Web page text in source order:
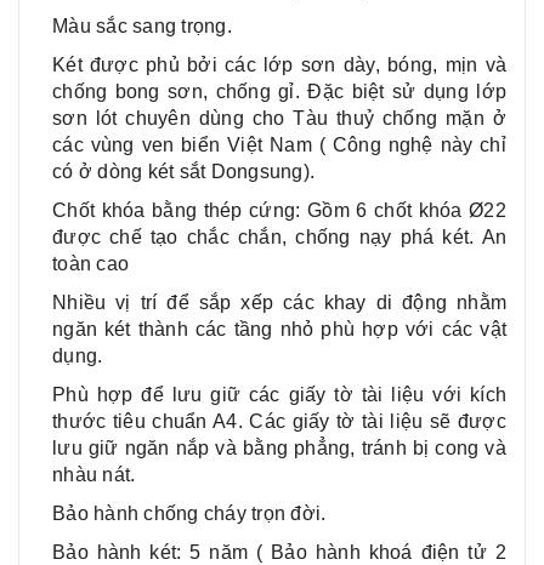
Màu sắc sang trọng.
Két được phủ bởi các lớp sơn dày, bóng, mịn và
chống bong sơn, chống gỉ. Đặc biệt sử dụng lớp
sơn lót chuyên dùng cho Tàu thuỷ chống mặn ở
các vùng ven biển Việt Nam ( Công nghệ này chỉ
có ở dòng két sắt Dongsung).
Chốt khóa bằng thép cứng: Gồm 6 chốt khóa Ø22
được chế tạo chắc chắn, chống nạy phá két. An
toàn cao
Nhiều vị trí để sắp xếp các khay di động nhằm
ngăn két thành các tầng nhỏ phù hợp với các vật
dụng.
Phù hợp để lưu giữ các giấy tờ tài liệu với kích
thước tiêu chuẩn A4. Các giấy tờ tài liệu sẽ được
lưu giữ ngăn nắp và bằng phẳng, tránh bị cong và
nhàu nát.
Bảo hành chống cháy trọn đời.
Bảo hành két: 5 năm ( Bảo hành khoá điện tử 2